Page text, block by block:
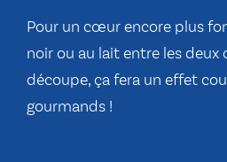
Pour un cœur encore plus
noir ou au lait entre les deux
découpe, ça fera un effet
gourmands !